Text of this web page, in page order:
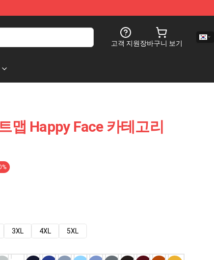
고객 지원장바구니 보기
맵 Happy Face 카테고리
3XL 4XL
5XL